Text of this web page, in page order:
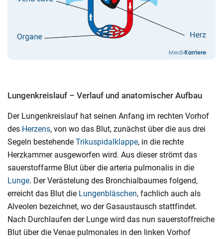
Lungenkreislauf – Verlauf und anatomischer Aufbau
Der Lungenkreislauf hat seinen Anfang im rechten Vorhof
des Herzens, von wo das Blut, zunächst über die aus drei
Segeln bestehende Trikuspidalklappe, in die rechte
Herzkammer ausgeworfen wird. Aus dieser strömt das
sauerstoffarme Blut über die arteria pulmonalis in die
Lunge. Der Verästelung des Bronchialbaumes folgend,
erreicht das Blut die Lungenbläschen, fachlich auch als
Alveolen bezeichnet, wo der Gasaustausch stattfindet.
Nach Durchlaufen der Lunge wird das nun sauerstoffreiche
Blut über die Venae pulmonales in den linken Vorhof